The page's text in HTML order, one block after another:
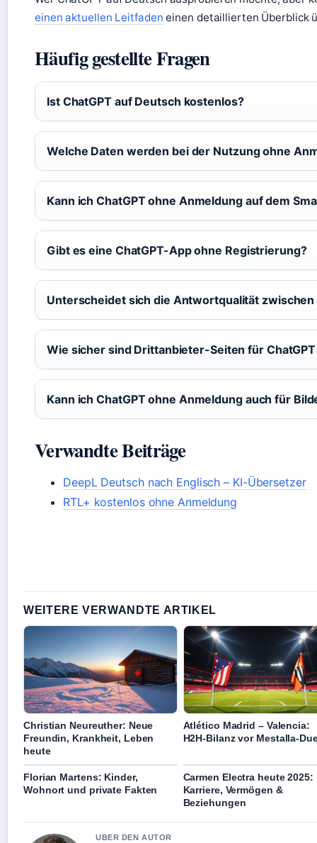
einen aktuellen Leitfaden einen detaillierten Überblick
Häufig gestellte Fragen
Ist ChatGPT auf Deutsch kostenlos?
Welche Daten werden bei der Nutzung ohne
Kann ich ChatGPT ohne Anmeldung auf dem
Gibt es eine ChatGPT-App ohne Registrierung?
Unterscheidet sich die Antwortqualität zwischen
Wie sicher sind Drittanbieter-Seiten für
Kann ich ChatGPT ohne Anmeldung auch für
Verwandte Beiträge
DeepL Deutsch nach Englisch – KI-Übersetzer
RTL+ kostenlos ohne Anmeldung
WEITERE VERWANDTE ARTIKEL
Christian Neureuther: Neue
Freundin, Krankheit, Leben
heute
Atlético Madrid – Valencia:
H2H-Bilanz vor Mestalla-
Florian Martens: Kinder,
Wohnort und private Fakten
Carmen Electra heute 2025:
Karriere, Vermögen &
Beziehungen
UBER DEN AUTOR